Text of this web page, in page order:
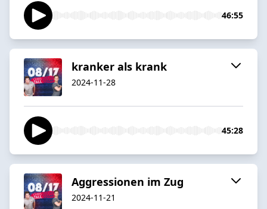
46:55
kranker als krank
2024-11-28
45:28
Aggressionen im Zug
2024-11-21